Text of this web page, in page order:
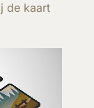
de kaart